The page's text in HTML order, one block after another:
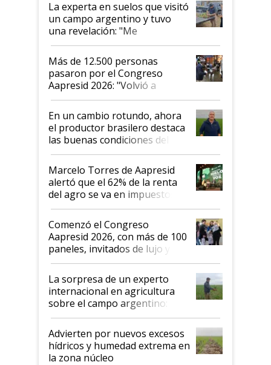
La experta en suelos que visitó
un campo argentino y tuvo
una revelación: "Me
impresionó mucho"
Más de 12.500 personas
pasaron por el Congreso
Aapresid 2026: "Volvió a
demostrar que hablar del
suelo es hablar de todo el
sistema productivo"
En un cambio rotundo, ahora
el productor brasilero destaca
las buenas condiciones del
agro argentino para invertir:
"Los veo más motivados"
Marcelo Torres de Aapresid
alertó que el 62% de la renta
del agro se va en impuestos:
"No es bueno que en
Argentina se sigan discutiendo
las mismas cosas de hace 50
años"
Comenzó el Congreso
Aapresid 2026, con más de 100
paneles, invitados de lujo y
todas las tendencias
La sorpresa de un experto
internacional en agricultura
sobre el campo argentino:
"Estoy muy impresionado"
Advierten por nuevos excesos
hídricos y humedad extrema en
la zona núcleo